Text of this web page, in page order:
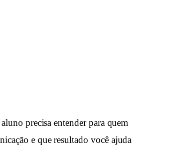
precisa entender para quem
e que resultado você ajuda